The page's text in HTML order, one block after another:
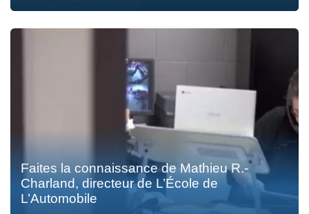
Faites la connaissance de Mathieu R.-
Charland, directeur de L’École de
L’Automobile